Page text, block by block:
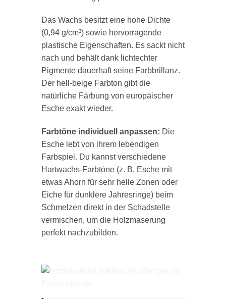
Das Wachs besitzt eine hohe Dichte
(0,94 g/cm³) sowie hervorragende
plastische Eigenschaften. Es sackt nicht
nach und behält dank lichtechter
Pigmente dauerhaft seine Farbbrillanz.
Der hell-beige Farbton gibt die
natürliche Färbung von europäischer
Esche exakt wieder.
Farbtöne individuell anpassen: Die
Esche lebt von ihrem lebendigen
Farbspiel. Du kannst verschiedene
Hartwachs-Farbtöne (z. B. Esche mit
etwas Ahorn für sehr helle Zonen oder
Eiche für dunklere Jahresringe) beim
Schmelzen direkt in der Schadstelle
vermischen, um die Holzmaserung
perfekt nachzubilden.